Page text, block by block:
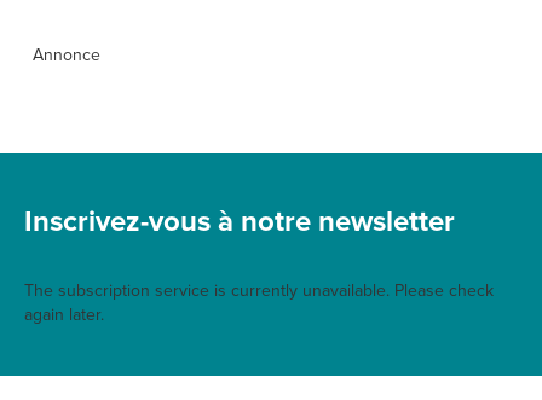
Annonce
Inscrivez-vous à notre newsletter
The subscription service is currently unavailable. Please check
again later.